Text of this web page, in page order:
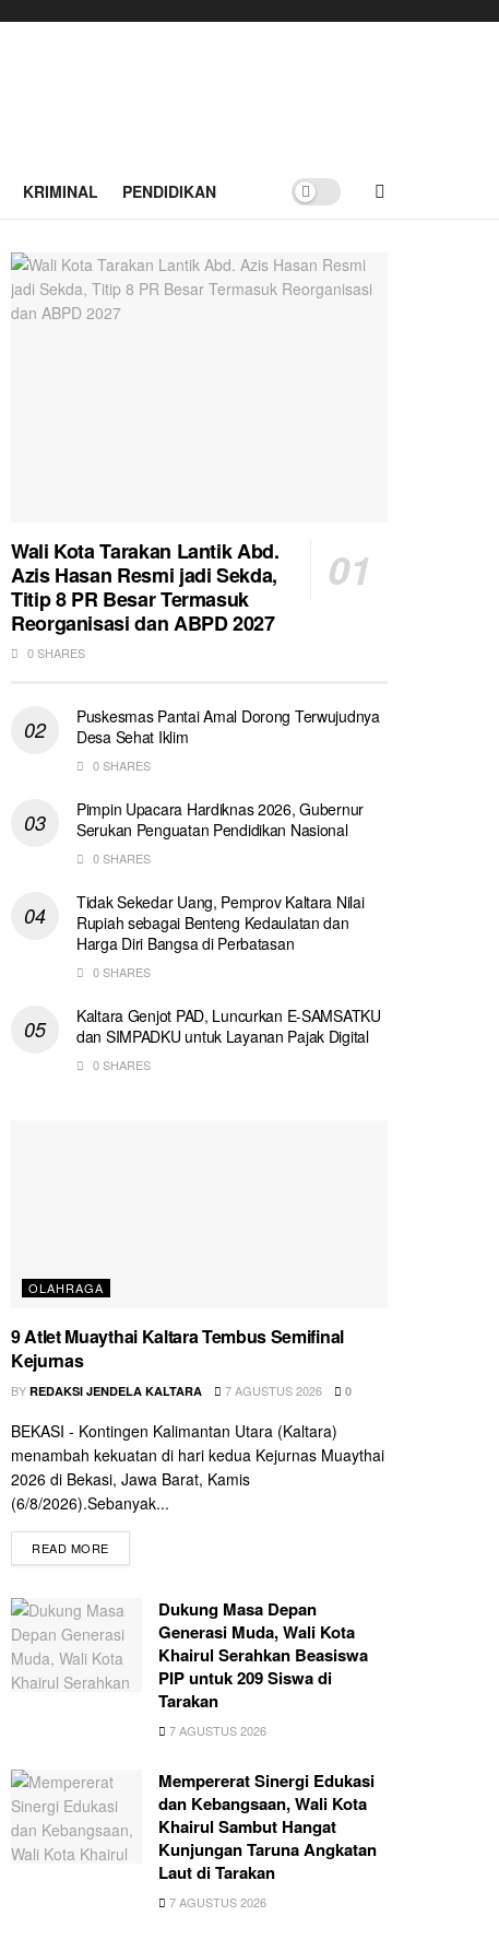
KRIMINAL PENDIDIKAN
Wali Kota Tarakan Lantik Abd.
Azis Hasan Resmi jadi Sekda,
Titip 8 PR Besar Termasuk
Reorganisasi dan ABPD 2027
0 SHARES
Puskesmas Pantai Amal Dorong Terwujudnya
Desa Sehat Iklim
0 SHARES
Pimpin Upacara Hardiknas 2026, Gubernur
Serukan Penguatan Pendidikan Nasional
0 SHARES
Tidak Sekedar Uang, Pemprov Kaltara Nilai
Rupiah sebagai Benteng Kedaulatan dan
Harga Diri Bangsa di Perbatasan
0 SHARES
Kaltara Genjot PAD, Luncurkan E-SAMSATKU
dan SIMPADKU untuk Layanan Pajak Digital
0 SHARES
OLAHRAGA
9 Atlet Muaythai Kaltara Tembus Semifinal
Kejurnas
BY REDAKSI JENDELA KALTARA 7 AGUSTUS 2026 0
BEKASI - Kontingen Kalimantan Utara (Kaltara)
menambah kekuatan di hari kedua Kejurnas Muaythai
2026 di Bekasi, Jawa Barat, Kamis
(6/8/2026).Sebanyak...
READ MORE
Dukung Masa Depan
Generasi Muda, Wali Kota
Khairul Serahkan Beasiswa
PIP untuk 209 Siswa di
Tarakan
7 AGUSTUS 2026
Mempererat Sinergi Edukasi
dan Kebangsaan, Wali Kota
Khairul Sambut Hangat
Kunjungan Taruna Angkatan
Laut di Tarakan
7 AGUSTUS 2026